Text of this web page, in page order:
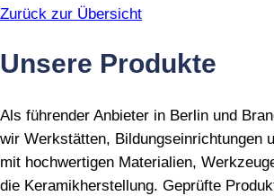
der
werden
Zurück zur Übersicht
Unsere Produkte
Als führender Anbieter in Berlin und
wir Werkstätten, Bildungseinrichtungen
mit hochwertigen Materialien,
die Keramikherstellung. Geprüfte